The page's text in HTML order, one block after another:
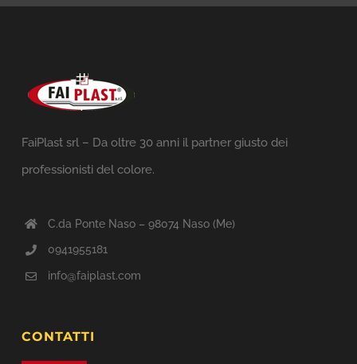
FaiPlast srl – Da oltre 30 anni il partner giusto dei
professionisti del colore.
C.da Ponte Naso – 98074 Naso (Me)
0941955181
info@faiplast.com
CONTATTI